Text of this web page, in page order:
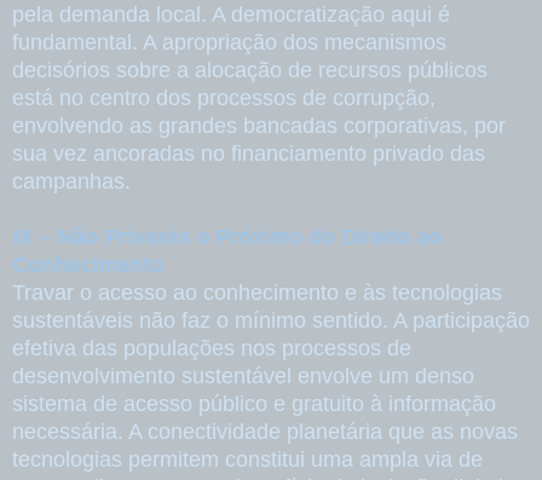
pela demanda local. A democratização aqui é
fundamental. A apropriação dos mecanismos
decisórios sobre a alocação de recursos públicos
está no centro dos processos de corrupção,
envolvendo as grandes bancadas corporativas, por
sua vez ancoradas no financiamento privado das
campanhas.
IX – Não Privarás o Próximo do Direito ao
Conhecimento
Travar o acesso ao conhecimento e às tecnologias
sustentáveis não faz o mínimo sentido. A participação
efetiva das populações nos processos de
desenvolvimento sustentável envolve um denso
sistema de acesso público e gratuito à informação
necessária. A conectividade planetária que as novas
tecnologias permitem constitui uma ampla via de